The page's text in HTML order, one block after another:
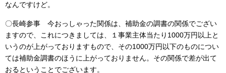
なんですけど。
〇長崎参事 今おっしゃった関係は、補助金の調書の関係でござい
ますので、これにつきましては、１事業主体当たり1000万円以上と
いうのが上がっておりますもので、その1000万円以下のものについ
ては補助金調書のほうに上がっておりません。その関係で差が出て
おるということでございます。